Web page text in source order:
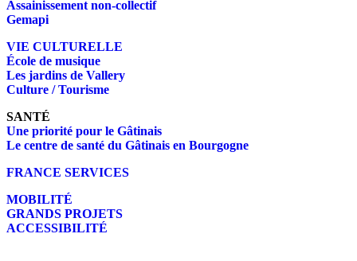
Assainissement non-collectif
Gemapi
VIE CULTURELLE
École de musique
Les jardins de Vallery
Culture / Tourisme
SANTÉ
Une priorité pour le Gâtinais
Le centre de santé du Gâtinais en Bourgogne
FRANCE SERVICES
MOBILITÉ
GRANDS PROJETS
ACCESSIBILITÉ